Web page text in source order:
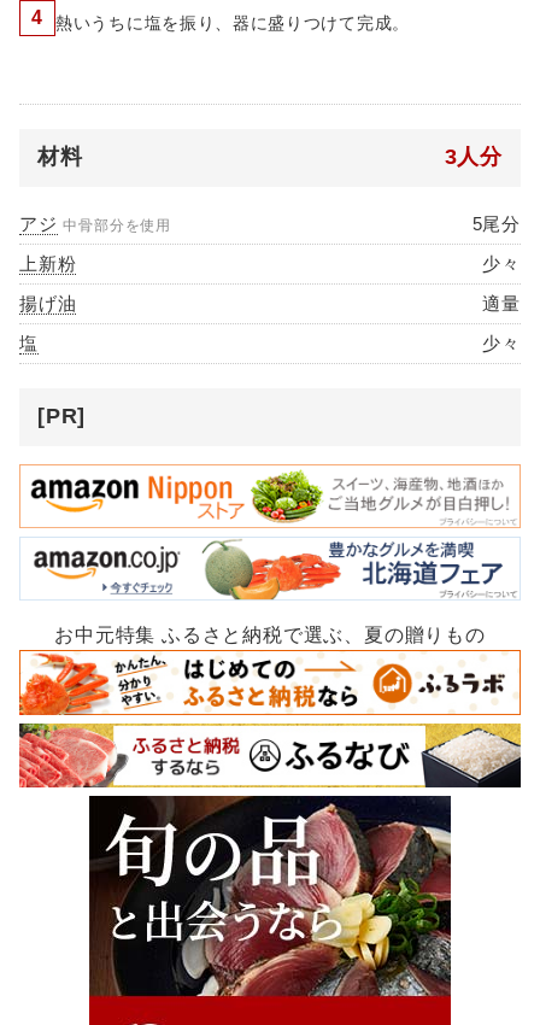
4 熱いうちに塩を振り、器に盛りつけて完成。
材料 3人分
アジ 中骨部分を使用
5尾分
上新粉
少々
揚げ油
適量
塩
少々
[PR]
お中元特集 ふるさと納税で選ぶ、夏の贈りもの